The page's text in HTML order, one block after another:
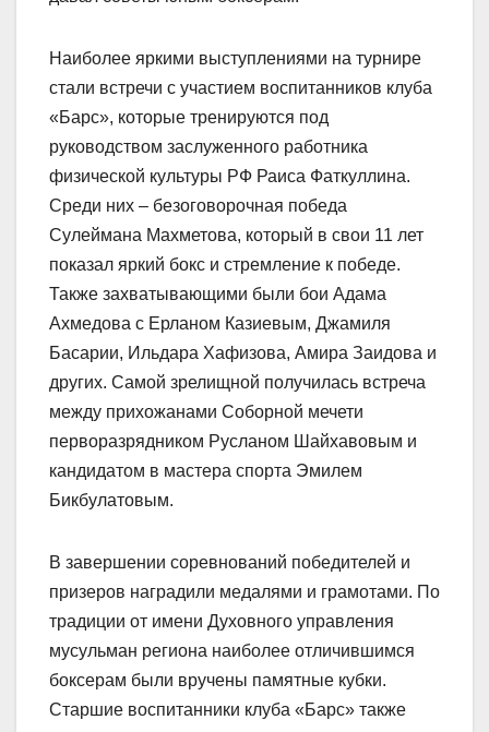
Наиболее яркими выступлениями на турнире
стали встречи с участием воспитанников клуба
«Барс», которые тренируются под
руководством заслуженного работника
физической культуры РФ Раиса Фаткуллина.
Среди них – безоговорочная победа
Сулеймана Махметова, который в свои 11 лет
показал яркий бокс и стремление к победе.
Также захватывающими были бои Адама
Ахмедова с Ерланом Казиевым, Джамиля
Басарии, Ильдара Хафизова, Амира Заидова и
других. Самой зрелищной получилась встреча
между прихожанами Соборной мечети
перворазрядником Русланом Шайхавовым и
кандидатом в мастера спорта Эмилем
Бикбулатовым.
В завершении соревнований победителей и
призеров наградили медалями и грамотами. По
традиции от имени Духовного управления
мусульман региона наиболее отличившимся
боксерам были вручены памятные кубки.
Старшие воспитанники клуба «Барс» также